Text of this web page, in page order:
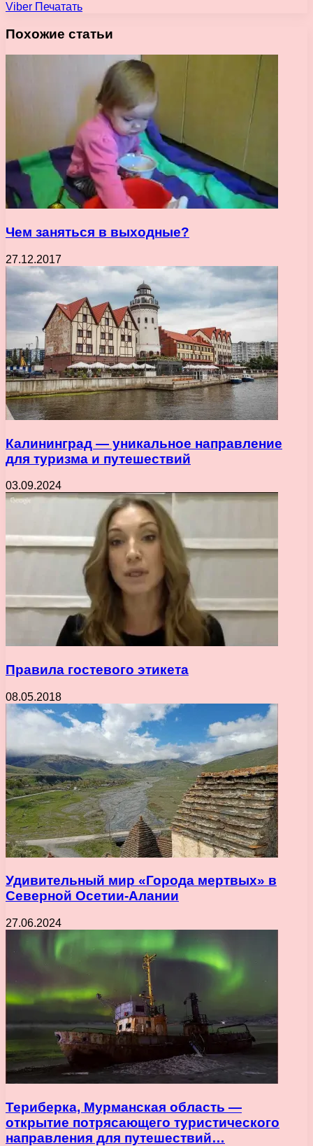
Viber Печатать
Похожие статьи
Чем заняться в выходные?
27.12.2017
Калининград — уникальное направление
для туризма и путешествий
03.09.2024
Правила гостевого этикета
08.05.2018
Удивительный мир «Города мертвых» в
Северной Осетии-Алании
27.06.2024
Териберка, Мурманская область —
открытие потрясающего туристического
направления для путешествий…